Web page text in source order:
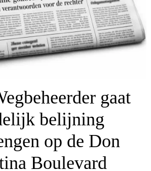
gaat
belijning
op de Don
Boulevard